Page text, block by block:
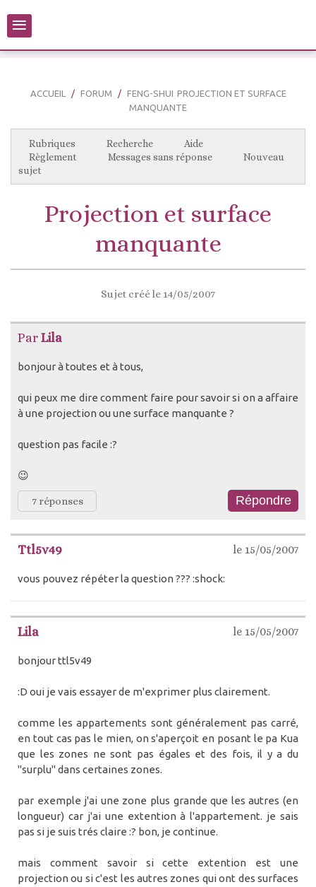
≡
ACCUEIL FORUM FENG-SHUI PROJECTION ET SURFACE
MANQUANTE
Rubriques Recherche
Aide
Règlement
Messages sans réponse
Nouveau
sujet
Projection et surface
manquante
Sujet créé le 14/05/2007
Par Lila
bonjour à toutes et à tous,
qui peux me dire comment faire pour savoir si on a affaire
à une projection ou une surface manquante ?
question pas facile :?
😉
7 réponses
Ttl5v49 le 15/05/2007
vous pouvez répéter la question ??? :shock:
Lila le 15/05/2007
bonjour ttl5v49
:D oui je vais essayer de m'exprimer plus clairement.
comme les appartements sont généralement pas carré,
en tout cas pas le mien, on s'aperçoit en posant le pa Kua
que les zones ne sont pas égales et des fois, il y a du
"surplu" dans certaines zones.
par exemple j'ai une zone plus grande que les autres (en
longueur) car j'ai une extention à l'appartement. je sais
pas si je suis trés claire :? bon, je continue.
mais comment savoir si cette extention est une
projection ou si c'est les autres zones qui ont des surfaces